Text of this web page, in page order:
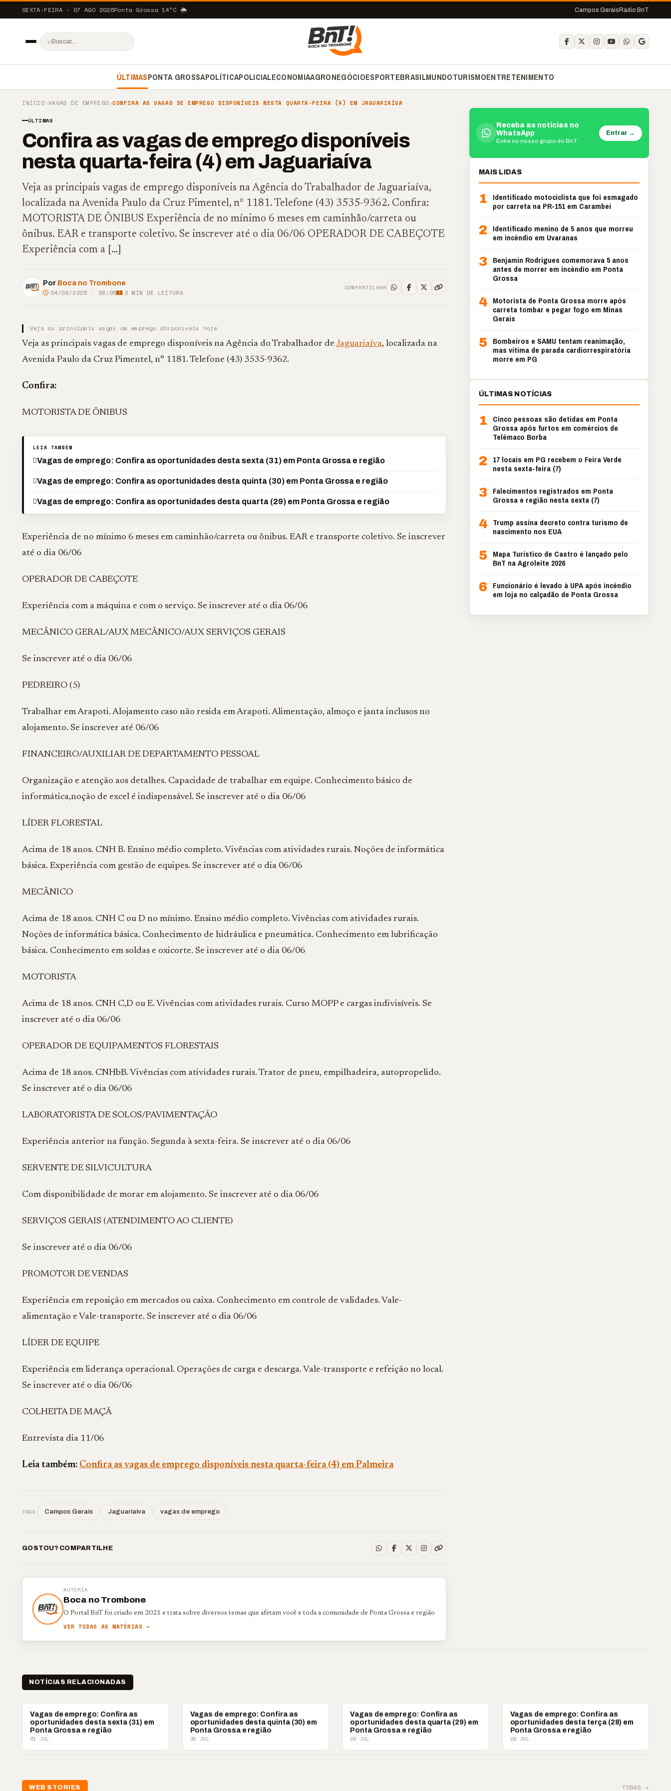
SEXTA-FEIRA · 07 AGO 2026Ponta Grossa 14°C 🌦️ Campos Gerais Rádio BnT
⌕
ÚLTIMASPONTA GROSSAPOLÍTICAPOLICIALECONOMIAAGRONEGÓCIOESPORTEBRASILMUNDOTURISMOENTRETENIMENTO
INÍCIO›VAGAS DE EMPREGO ›CONFIRA AS VAGAS DE EMPREGO DISPONÍVEIS NESTA QUARTA-FEIRA (4) EM JAGUARIAÍVA
ÚLTIMAS
Confira as vagas de emprego disponíveis
nesta quarta-feira (4) em Jaguariaíva
Veja as principais vagas de emprego disponíveis na Agência do Trabalhador de Jaguariaíva,
localizada na Avenida Paulo da Cruz Pimentel, n° 1181. Telefone (43) 3535-9362. Confira:
MOTORISTA DE ÔNIBUS Experiência de no mínimo 6 meses em caminhão/carreta ou
ônibus. EAR e transporte coletivo. Se inscrever até o dia 06/06 OPERADOR DE CABEÇOTE
Experiência com a […]
Por Boca no Trombone
04/06/2025 · 08:05 2 MIN DE LEITURA
COMPARTILHAR
Veja as principais vagas de emprego disponíveis hoje
Veja as principais vagas de emprego disponíveis na Agência do Trabalhador de Jaguariaíva, localizada na
Avenida Paulo da Cruz Pimentel, n° 1181. Telefone (43) 3535-9362.
Confira:
MOTORISTA DE ÔNIBUS
LEIA TAMBÉM
Vagas de emprego: Confira as oportunidades desta sexta (31) em Ponta Grossa e região
Vagas de emprego: Confira as oportunidades desta quinta (30) em Ponta Grossa e região
Vagas de emprego: Confira as oportunidades desta quarta (29) em Ponta Grossa e região
Experiência de no mínimo 6 meses em caminhão/carreta ou ônibus. EAR e transporte coletivo. Se inscrever
até o dia 06/06
OPERADOR DE CABEÇOTE
Experiência com a máquina e com o serviço. Se inscrever até o dia 06/06
MECÂNICO GERAL/AUX MECÂNICO/AUX SERVIÇOS GERAIS
Se inscrever até o dia 06/06
PEDREIRO (5)
Trabalhar em Arapoti. Alojamento caso não resida em Arapoti. Alimentação, almoço e janta inclusos no
alojamento. Se inscrever até 06/06
FINANCEIRO/AUXILIAR DE DEPARTAMENTO PESSOAL
Organização e atenção aos detalhes. Capacidade de trabalhar em equipe. Conhecimento básico de
informática,noção de excel é indispensável. Se inscrever até o dia 06/06
LÍDER FLORESTAL
Acima de 18 anos. CNH B. Ensino médio completo. Vivências com atividades rurais. Noções de informática
básica. Experiência com gestão de equipes. Se inscrever até o dia 06/06
MECÂNICO
Acima de 18 anos. CNH C ou D no mínimo. Ensino médio completo. Vivências com atividades rurais.
Noções de informática básica. Conhecimento de hidráulica e pneumática. Conhecimento em lubrificação
básica. Conhecimento em soldas e oxicorte. Se inscrever até o dia 06/06
MOTORISTA
Acima de 18 anos. CNH C,D ou E. Vivências com atividades rurais. Curso MOPP e cargas indivisíveis. Se
inscrever até o dia 06/06
OPERADOR DE EQUIPAMENTOS FLORESTAIS
Acima de 18 anos. CNHbB. Vivências com atividades rurais. Trator de pneu, empilhadeira, autopropelido.
Se inscrever até o dia 06/06
LABORATORISTA DE SOLOS/PAVIMENTAÇÃO
Experiência anterior na função. Segunda à sexta-feira. Se inscrever até o dia 06/06
SERVENTE DE SILVICULTURA
Com disponibilidade de morar em alojamento. Se inscrever até o dia 06/06
SERVIÇOS GERAIS (ATENDIMENTO AO CLIENTE)
Se inscrever até o dia 06/06
PROMOTOR DE VENDAS
Experiência em reposição em mercados ou caixa. Conhecimento em controle de validades. Vale-
alimentação e Vale-transporte. Se inscrever até o dia 06/06
LÍDER DE EQUIPE
Experiência em liderança operacional. Operações de carga e descarga. Vale-transporte e refeição no local.
Se inscrever até o dia 06/06
COLHEITA DE MAÇÃ
Entrevista dia 11/06
Leia também: Confira as vagas de emprego disponíveis nesta quarta-feira (4) em Palmeira
TAGS Campos Gerais Jaguariaiva vagas de emprego
GOSTOU? COMPARTILHE
AUTORIA
Boca no Trombone
O Portal BnT foi criado em 2021 e trata sobre diversos temas que afetam você e toda a comunidade de Ponta Grossa e região
VER TODAS AS MATÉRIAS →
Receba as notícias no
WhatsApp
Entre no nosso grupo do BnT
Entrar →
MAIS LIDAS
1
Identificado motociclista que foi esmagado
por carreta na PR-151 em Carambeí
2
Identificado menino de 5 anos que morreu
em incêndio em Uvaranas
3 Benjamin Rodrigues comemorava 5 anos
antes de morrer em incêndio em Ponta
Grossa
4 Motorista de Ponta Grossa morre após
carreta tombar e pegar fogo em Minas
Gerais
5 Bombeiros e SAMU tentam reanimação,
mas vítima de parada cardiorrespiratória
morre em PG
ÚLTIMAS NOTÍCIAS
1
Cinco pessoas são detidas em Ponta
Grossa após furtos em comércios de
Telêmaco Borba
2
17 locais em PG recebem o Feira Verde
nesta sexta-feira (7)
3 Falecimentos registrados em Ponta
Grossa e região nesta sexta (7)
4 Trump assina decreto contra turismo de
nascimento nos EUA
5 Mapa Turístico de Castro é lançado pelo
BnT na Agroleite 2026
6 Funcionário é levado à UPA após incêndio
em loja no calçadão de Ponta Grossa
NOTÍCIAS RELACIONADAS
VAGAS DE EMPREGO
Vagas de emprego: Confira as
oportunidades desta sexta (31) em
Ponta Grossa e região
31 JUL
VAGAS DE EMPREGO
Vagas de emprego: Confira as
oportunidades desta quinta (30) em
Ponta Grossa e região
30 JUL
VAGAS DE EMPREGO
Vagas de emprego: Confira as
oportunidades desta quarta (29) em
Ponta Grossa e região
29 JUL
VAGAS DE EMPREGO
Vagas de emprego: Confira as
oportunidades desta terça (28) em
Ponta Grossa e região
28 JUL
WEB STORIES TODAS →